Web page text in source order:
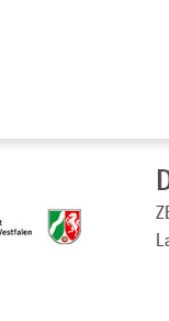
Das
ZB MED
Landes